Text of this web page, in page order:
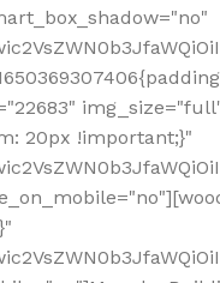
20px !important;}"